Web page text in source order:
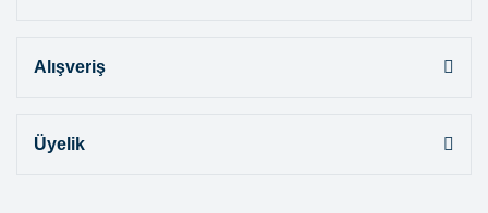
Alışveriş
Üyelik